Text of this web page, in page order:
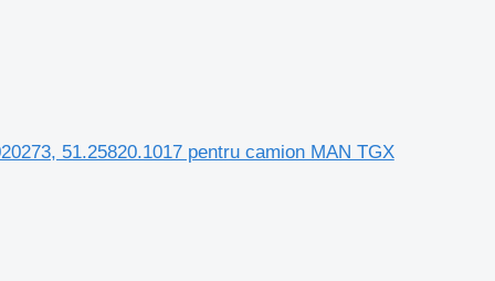
51.25820.1017 pentru camion MAN TGX